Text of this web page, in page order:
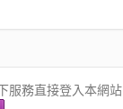
服務直接登入本網站